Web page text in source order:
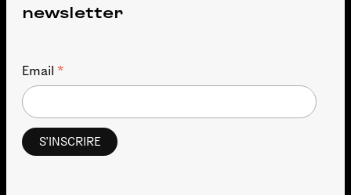
newsletter
Email *